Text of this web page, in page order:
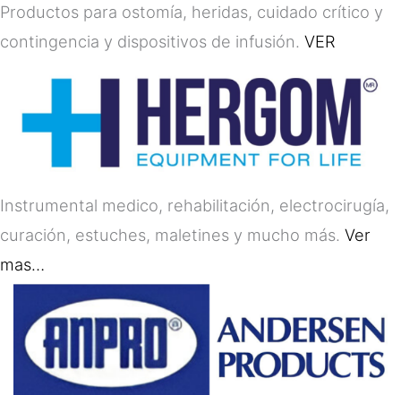
Productos para ostomía, heridas, cuidado crítico y
contingencia y dispositivos de infusión. VER
Instrumental medico, rehabilitación, electrocirugía,
curación, estuches, maletines y mucho más. Ver
mas…